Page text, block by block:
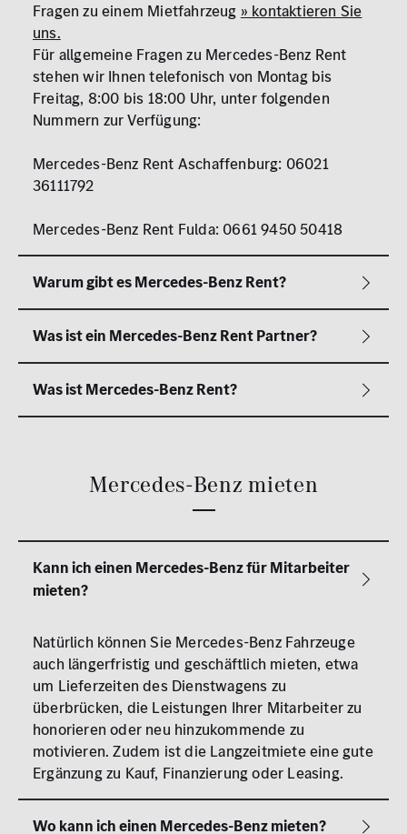
Fragen zu einem Mietfahrzeug » kontaktieren Sie
uns.
Für allgemeine Fragen zu Mercedes-Benz Rent
stehen wir Ihnen telefonisch von Montag bis
Freitag, 8:00 bis 18:00 Uhr, unter folgenden
Nummern zur Verfügung:
Mercedes-Benz Rent Aschaffenburg: 06021
36111792
Mercedes-Benz Rent Fulda: 0661 9450 50418
Mercedes-Benz mieten
Natürlich können Sie Mercedes-Benz Fahrzeuge
auch längerfristig und geschäftlich mieten, etwa
um Lieferzeiten des Dienstwagens zu
überbrücken, die Leistungen Ihrer Mitarbeiter zu
honorieren oder neu hinzukommende zu
motivieren. Zudem ist die Langzeitmiete eine gute
Ergänzung zu Kauf, Finanzierung oder Leasing.